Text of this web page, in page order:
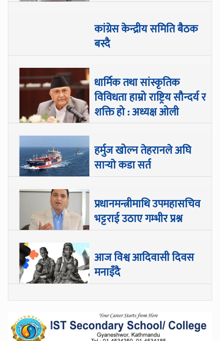
कांग्रेस केन्द्रीय समिति बैठक
बस्दै
धार्मिक तथा सांस्कृतिक
विविधता हाम्रो राष्ट्रिय सौन्दर्य र
शक्ति हो : अध्यक्ष ओली
हर्मुज खोल्न तेहरानले अघि
सार्‍याे कडा सर्त
प्रधानमन्त्रीमाथि उपमहासचिव
भट्टराई उठाए गम्भीर प्रश्न
आज विश्व आदिवासी दिवस
मनाइँदै